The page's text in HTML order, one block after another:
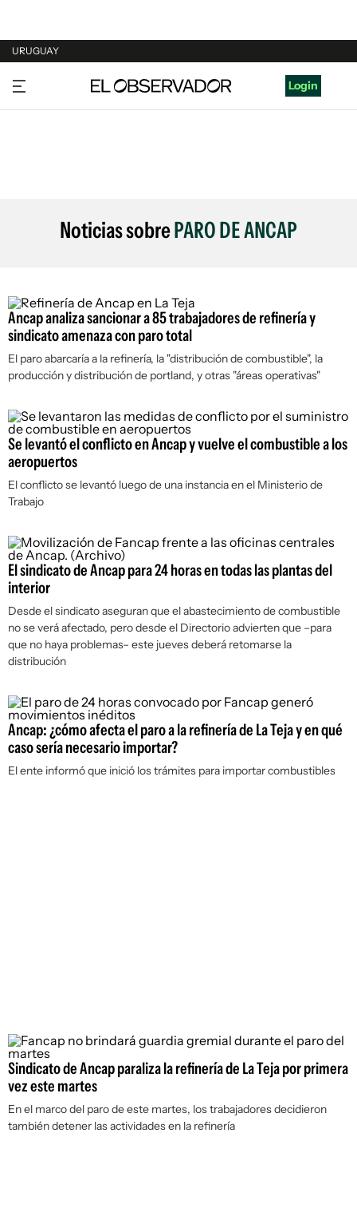
URUGUAY
URUGUAY
ARGENTINA
Login
Noticias sobrePARO DE ANCAP
Ancap analiza sancionar a 85 trabajadores de refinería y
sindicato amenaza con paro total
El paro abarcaría a la refinería, la "distribución de combustible", la
producción y distribución de portland, y otras "áreas operativas"
Se levantó el conflicto en Ancap y vuelve el combustible a los
aeropuertos
El conflicto se levantó luego de una instancia en el Ministerio de
Trabajo
El sindicato de Ancap para 24 horas en todas las plantas del
interior
Desde el sindicato aseguran que el abastecimiento de combustible
no se verá afectado, pero desde el Directorio advierten que –para
que no haya problemas– este jueves deberá retomarse la
distribución
Ancap: ¿cómo afecta el paro a la refinería de La Teja y en qué
caso sería necesario importar?
El ente informó que inició los trámites para importar combustibles
Sindicato de Ancap paraliza la refinería de La Teja por primera
vez este martes
En el marco del paro de este martes, los trabajadores decidieron
también detener las actividades en la refinería